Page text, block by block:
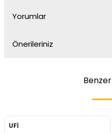
Yorumlar
Önerileriniz
Benzer
UFİ